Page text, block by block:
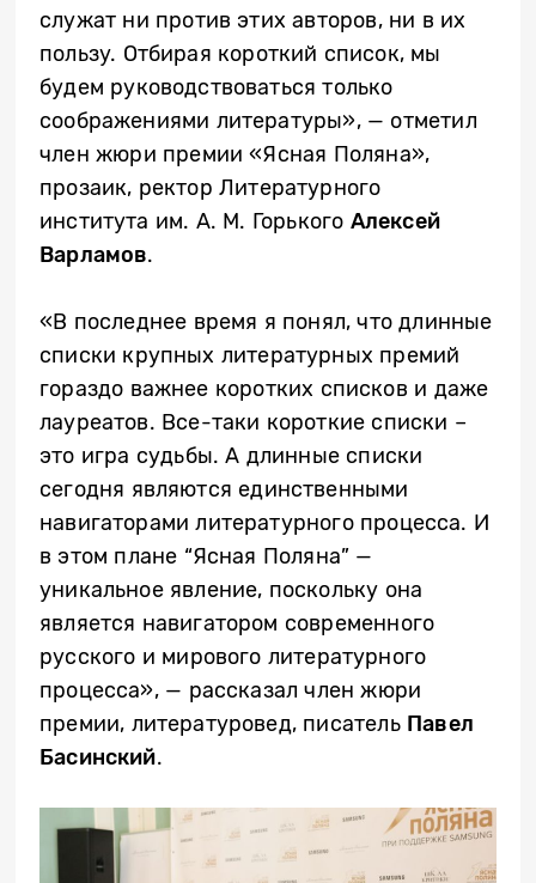
служат ни против этих авторов, ни в их
пользу. Отбирая короткий список, мы
будем руководствоваться только
соображениями литературы», — отметил
член жюри премии «Ясная Поляна»,
прозаик, ректор Литературного
института им. А. М. Горького Алексей
Варламов.
«В последнее время я понял, что длинные
списки крупных литературных премий
гораздо важнее коротких списков и даже
лауреатов. Все-таки короткие списки –
это игра судьбы. А длинные списки
сегодня являются единственными
навигаторами литературного процесса. И
в этом плане “Ясная Поляна” —
уникальное явление, поскольку она
является навигатором современного
русского и мирового литературного
процесса», — рассказал член жюри
премии, литературовед, писатель Павел
Басинский.